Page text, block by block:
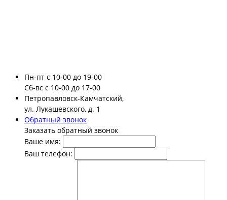
Пн-пт с 10-00 до 19-00
Сб-вс с 10-00 до 17-00
Петропавловск-Камчатский,
ул. Лукашевского, д. 1
Обратный звонок
Заказать обратный звонок
Ваше имя:
Ваш телефон: